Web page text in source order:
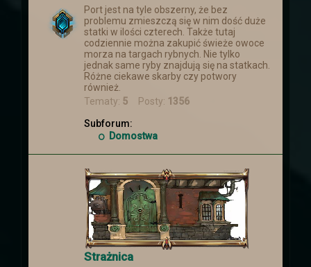
Port jest na tyle obszerny, że bez
problemu zmieszczą się w nim dość duże
statki w ilości czterech. Także tutaj
codziennie można zakupić świeże owoce
morza na targach rybnych. Nie tylko
jednak same ryby znajdują się na statkach.
Różne ciekawe skarby czy potwory
również.
Tematy: 5 Posty: 1356
Subforum:
Domostwa
Strażnica